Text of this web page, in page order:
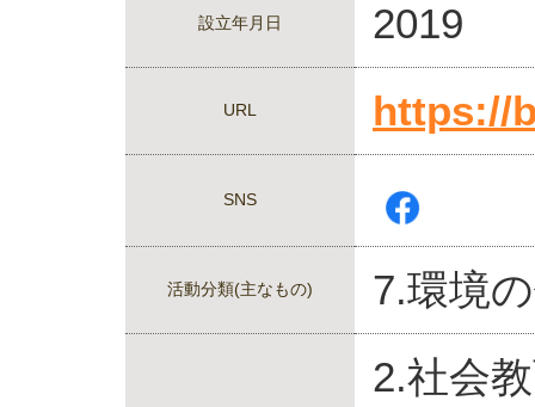
設立年月日 2019
URL https://
SNS
活動分類(主なもの) 7.環境
2.社会